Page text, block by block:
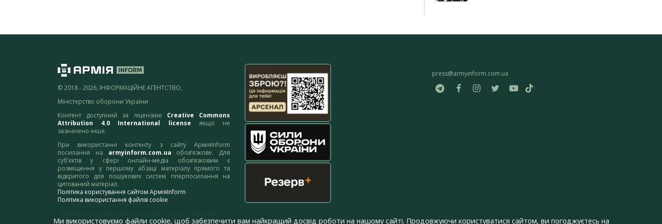
© 2018 - 2026, ІНФОРМАЦІЙНЕ АГЕНТСТВО,
Міністерство оборони України
Контент доступний за ліцензією Creative Commons
Attribution 4.0 International license якщо не
зазначено інше.
При використанні контенту з сайту АрміяInform
посилання на armyinform.com.ua обов’язкове. Для
суб’єктів у сфері онлайн-медіа обов’язковим є
розміщення у першому абзаці матеріалу прямого та
відкритого для пошукових систем гіперпосилання на
цитований матеріал.
Політика користування сайтом АрміяInform
Політика використання файлів cookie
адресу:webmaster@armyinform.com.ua
press@armyinform.com.ua
Ми використовуємо файли cookie, щоб забезпечити вам найкращий досвід роботи на нашому сайті. Продовжуючи користуватися сайтом, ви погоджуєтесь на